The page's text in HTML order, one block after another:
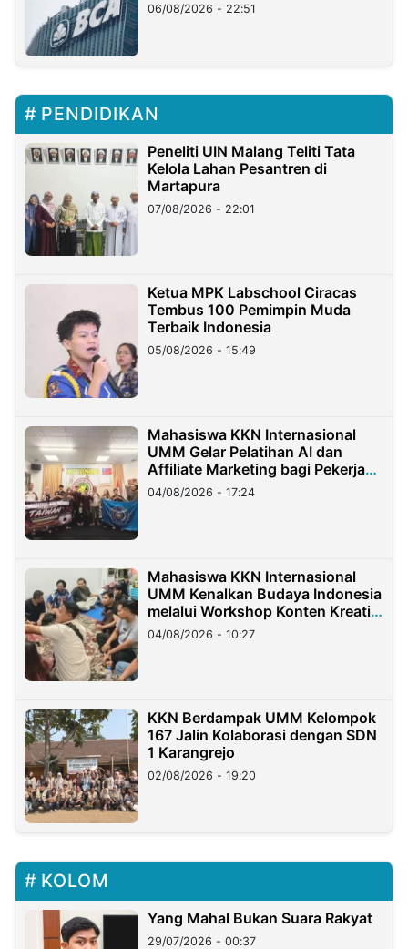
06/08/2026 - 22:51
PENDIDIKAN
Peneliti UIN Malang Teliti Tata
Kelola Lahan Pesantren di
Martapura
07/08/2026 - 22:01
Ketua MPK Labschool Ciracas
Tembus 100 Pemimpin Muda
Terbaik Indonesia
05/08/2026 - 15:49
Mahasiswa KKN Internasional
UMM Gelar Pelatihan AI dan
Affiliate Marketing bagi Pekerja
Migran Indonesia di Taiwan
04/08/2026 - 17:24
Mahasiswa KKN Internasional
UMM Kenalkan Budaya Indonesia
melalui Workshop Konten Kreatif
di Taiwan
04/08/2026 - 10:27
KKN Berdampak UMM Kelompok
167 Jalin Kolaborasi dengan SDN
1 Karangrejo
02/08/2026 - 19:20
KOLOM
Yang Mahal Bukan Suara Rakyat
29/07/2026 - 00:37